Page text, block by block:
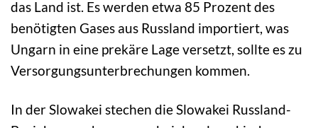
das Land ist. Es werden etwa 85 Prozent des
benötigten Gases aus Russland importiert, was
Ungarn in eine prekäre Lage versetzt, sollte es zu
Versorgungsunterbrechungen kommen.
In der Slowakei stechen die Slowakei Russland-